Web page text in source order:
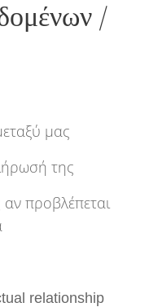
/
μας
της
αν προβλέπεται
relationship